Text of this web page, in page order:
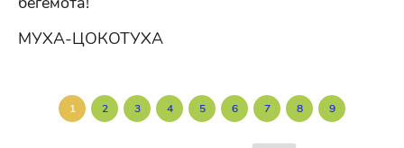
МУХА-ЦОКОТУХА
1 2 3 4 5 6 7 8 9